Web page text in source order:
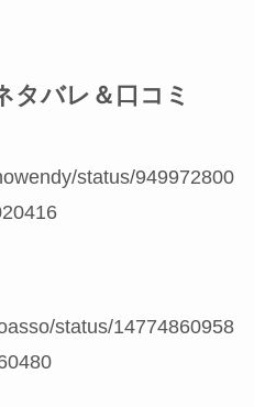
タバレ＆口コミ
status/949972800
status/14774860958